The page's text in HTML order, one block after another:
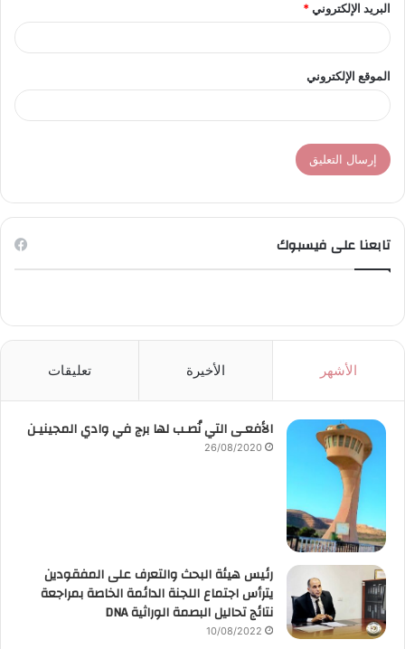
البريد الإلكتروني*
الموقع الإلكتروني
تابعنا على فيسبوك
الأشهر الأخيرة تعليقات
الأفعـى التي نُصـب لها برج في وادي المجينيـن
26/08/2020
رئيس هيئة البحث والتعرف على المفقودين
يترأس اجتماع اللجنة الدائمة الخاصة بمراجعة
نتائج تحاليل البصمة الوراثية DNA
10/08/2022